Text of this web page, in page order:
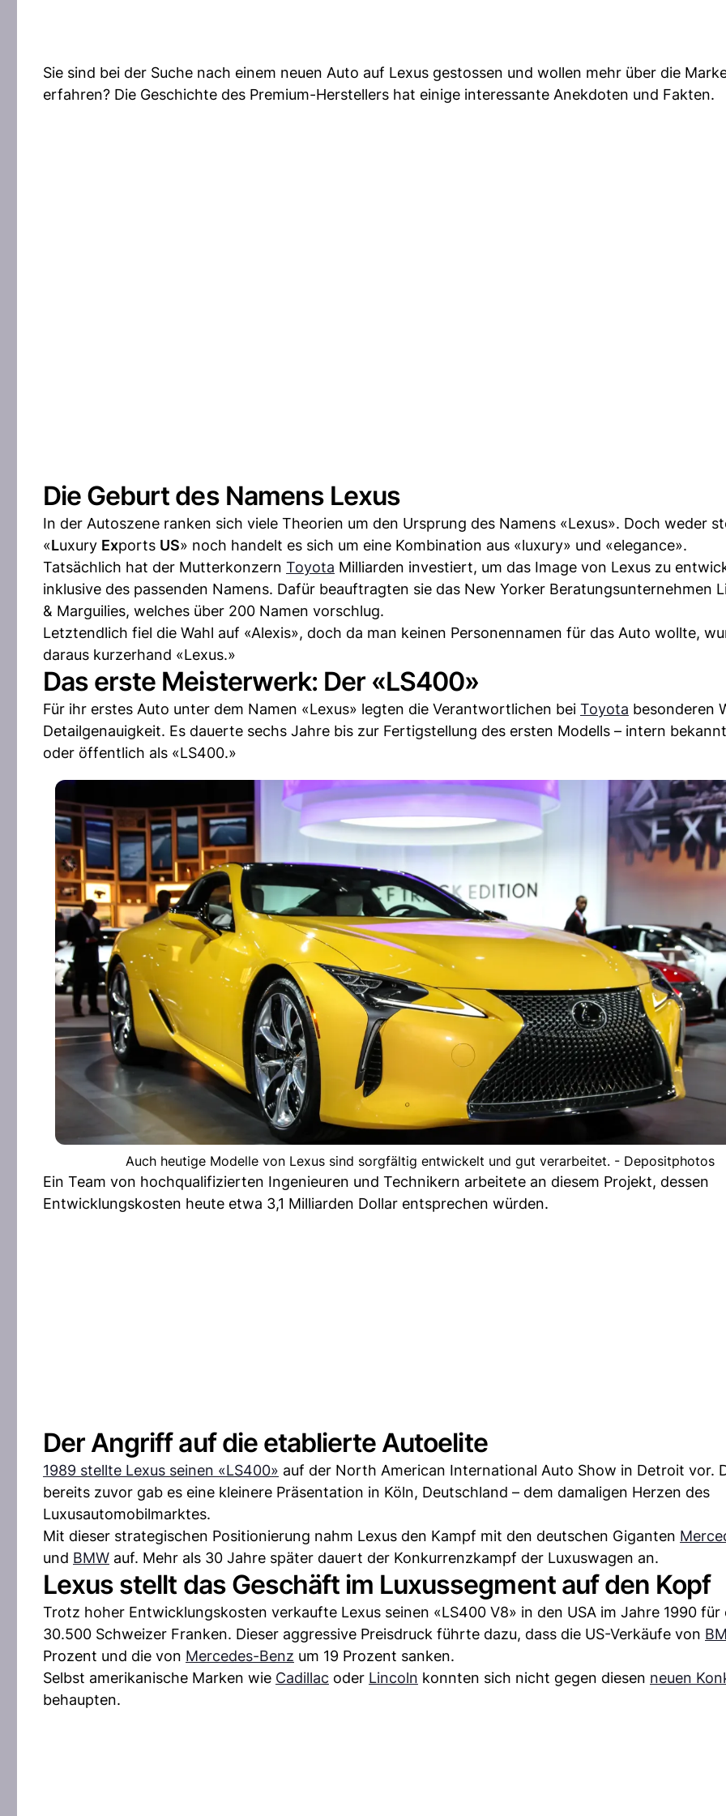
Sie sind bei der Suche nach einem neuen Auto auf Lexus gestossen und wollen mehr über die
erfahren? Die Geschichte des Premium-Herstellers hat einige interessante Anekdoten und Fakten.
Die Geburt des Namens Lexus
In der Autoszene ranken sich viele Theorien um den Ursprung des Namens «Lexus». Doch weder
«Luxury Exports US» noch handelt es sich um eine Kombination aus «luxury» und «elegance».
Tatsächlich hat der Mutterkonzern Toyota Milliarden investiert, um das Image von Lexus zu
inklusive des passenden Namens. Dafür beauftragten sie das New Yorker Beratungsunternehmen
& Marguilies, welches über 200 Namen vorschlug.
Letztendlich fiel die Wahl auf «Alexis», doch da man keinen Personennamen für das Auto wollte,
daraus kurzerhand «Lexus.»
Das erste Meisterwerk: Der «LS400»
Für ihr erstes Auto unter dem Namen «Lexus» legten die Verantwortlichen bei Toyota besonderen
Detailgenauigkeit. Es dauerte sechs Jahre bis zur Fertigstellung des ersten Modells – intern
oder öffentlich als «LS400.»
Auch heutige Modelle von Lexus sind sorgfältig entwickelt und gut verarbeitet. - Depositphotos
Ein Team von hochqualifizierten Ingenieuren und Technikern arbeitete an diesem Projekt, dessen
Entwicklungskosten heute etwa 3,1 Milliarden Dollar entsprechen würden.
Der Angriff auf die etablierte Autoelite
1989 stellte Lexus seinen «LS400» auf der North American International Auto Show in Detroit vor.
bereits zuvor gab es eine kleinere Präsentation in Köln, Deutschland – dem damaligen Herzen des
Luxusautomobilmarktes.
Mit dieser strategischen Positionierung nahm Lexus den Kampf mit den deutschen Giganten
und BMW auf. Mehr als 30 Jahre später dauert der Konkurrenzkampf der Luxuswagen an.
Lexus stellt das Geschäft im Luxussegment auf den Kopf
Trotz hoher Entwicklungskosten verkaufte Lexus seinen «LS400 V8» in den USA im Jahre 1990 für
30.500 Schweizer Franken. Dieser aggressive Preisdruck führte dazu, dass die US-Verkäufe von
Prozent und die von Mercedes-Benz um 19 Prozent sanken.
Selbst amerikanische Marken wie Cadillac oder Lincoln konnten sich nicht gegen diesen neuen
behaupten.